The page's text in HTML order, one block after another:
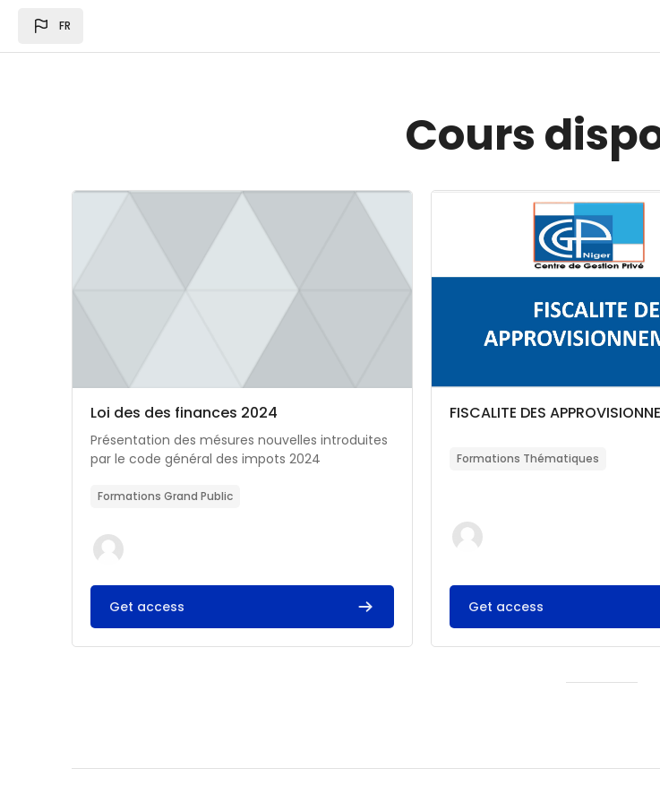
FR
Cours
Image du cours Loi des des finances 2024
Catégorie de cours
Nom du cours
Loi des des finances 2024
Résumé du cours :
Présentation des mésures nouvelles introduites
par le code général des impots 2024
Formations Grand Public
Get access
Image du cours FISCALITE DES
Catégorie de cours
Nom du cours
FISCALITE DES
Formations Thématiques
Get access